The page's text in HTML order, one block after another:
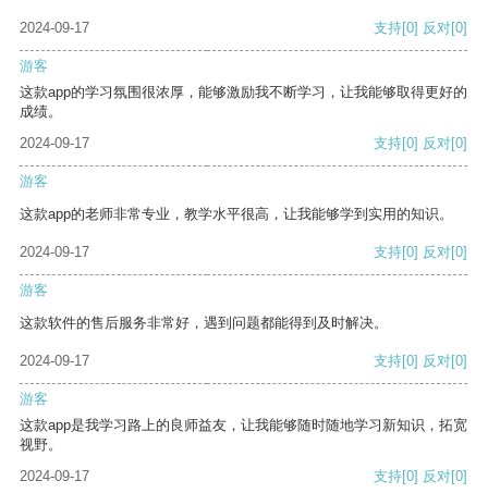
2024-09-17 支持[0] 反对[0]
游客
这款app的学习氛围很浓厚，能够激励我不断学习，让我能够取得更好的
成绩。
2024-09-17
支持[0] 反对[0]
游客
这款app的老师非常专业，教学水平很高，让我能够学到实用的知识。
2024-09-17 支持[0] 反对[0]
游客
这款软件的售后服务非常好，遇到问题都能得到及时解决。
2024-09-17 支持[0] 反对[0]
游客
这款app是我学习路上的良师益友，让我能够随时随地学习新知识，拓宽
视野。
2024-09-17
支持[0] 反对[0]